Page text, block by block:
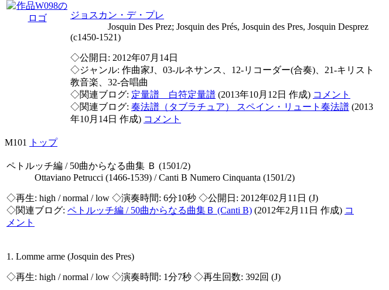
ジョスカン・デ・プレ
Josquin Des Prez; Josquin des Prés, Josquin des Pres, Josquin Desprez
(c1450-1521)
◇公開日: 2012年07月14日
◇ジャンル: 作曲家J、03-ルネサンス、12-リコーダー(合奏)、21-キリスト
教音楽、32-合唱曲
◇関連ブログ: 定量譜 白符定量譜 (2013年10月12日 作成) コメント
◇関連ブログ: 奏法譜（タブラチュア） スペイン・リュート奏法譜 (2013
年10月14日 作成) コメント
M101 トップ
ペトルッチ編 / 50曲からなる曲集 Ｂ (1501/2)
Ottaviano Petrucci (1466-1539) / Canti B Numero Cinquanta (1501/2)
◇再生: high / normal / low ◇演奏時間: 6分10秒 ◇公開日: 2012年02月11日 (J)
◇関連ブログ: ペトルッチ編 / 50曲からなる曲集Ｂ (Canti B) (2012年2月11日 作成) コ
メント
1. Lomme arme (Josquin des Pres)
◇再生: high / normal / low ◇演奏時間: 1分7秒 ◇再生回数: 392回 (J)